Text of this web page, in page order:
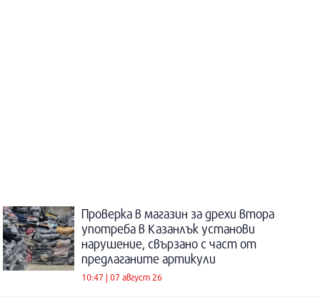
Проверка в магазин за дрехи втора
употреба в Казанлък установи
нарушение, свързано с част от
предлаганите артикули
10:47 | 07 август 26